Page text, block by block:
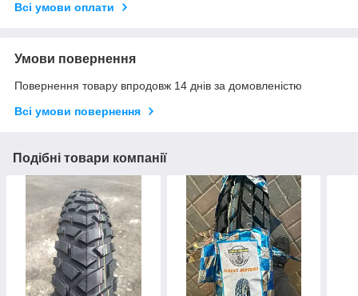
Всі умови оплати
Умови повернення
Повернення товару впродовж 14 днів за домовленістю
Всі умови повернення
Подібні товари компанії